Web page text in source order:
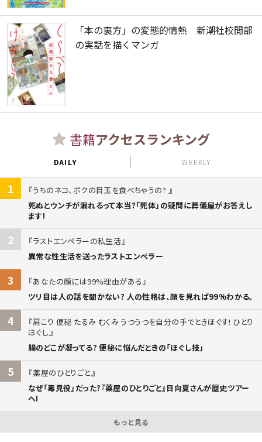
「本の裏方」の変態的情熱 新潮社校閲部
の実話を描くマンガ
書籍アクセスランキング
DAILY WEEKLY
1
うちのネコ、ボクの目玉を食べちゃうの?
死ぬとウンチが漏れるって本当?「死体」の疑問に葬儀屋がお答えし
ます!
2
ラストエンペラーの私生活
異常な性生活を送ったラストエンペラー
3
あなたの顔には99%理由がある
ツリ目は人の話を聞かない? 人の性格は、顔を見れば99%わかる。
4
肩こり 便秘 たるみ むくみ うつうつを自分の手でときほぐす! ひとり
ほぐし
腸のどこが凝ってる? 便秘に悩んだときの「ほぐし技」
5
薬屋のひとりごと
なぜ「毒見役」だった?『薬屋のひとりごと』日向夏さんが歴史ツアー
へ!
もっと見る